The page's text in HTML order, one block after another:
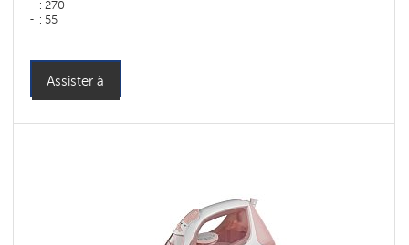
: 270
: 55
Assister à